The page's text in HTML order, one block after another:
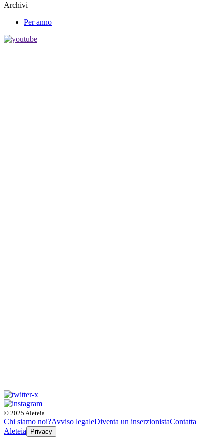
Archivi
Per anno
© 2025 Aleteia
Chi siamo noi?Avviso legaleDiventa un inserzionistaContatta
Aleteia
Privacy